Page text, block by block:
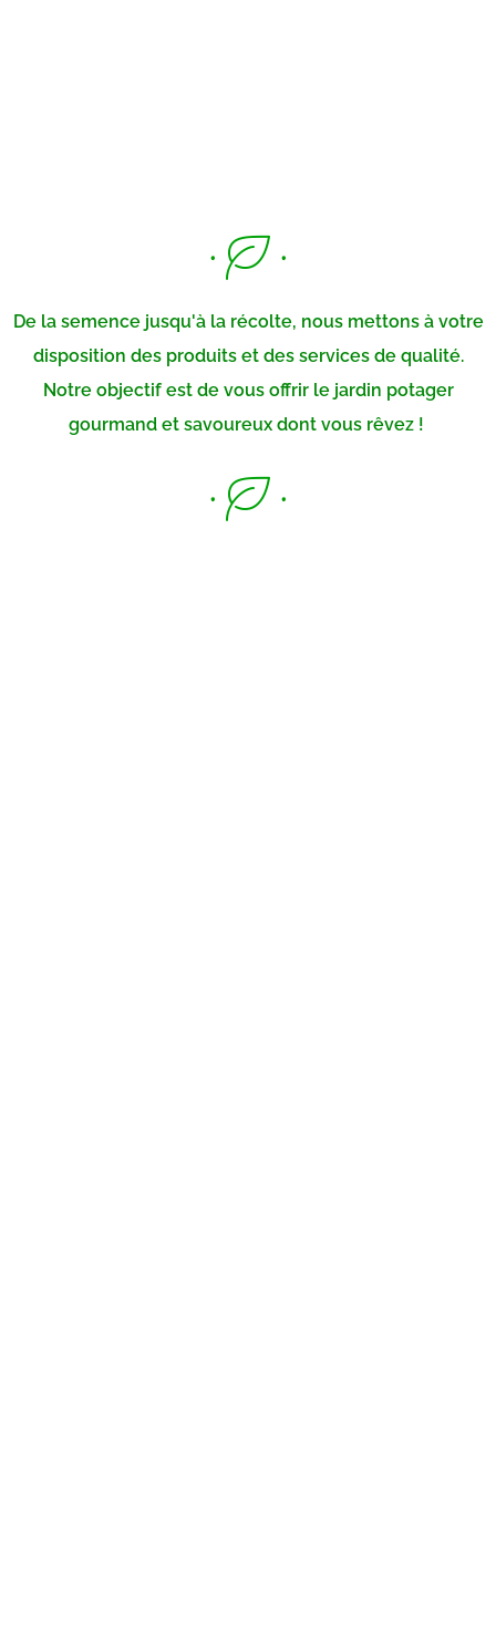
De la semence jusqu'à la récolte, nous mettons à votre
disposition des produits et des services de qualité.
Notre objectif est de vous offrir le jardin potager
gourmand et savoureux dont vous rêvez !